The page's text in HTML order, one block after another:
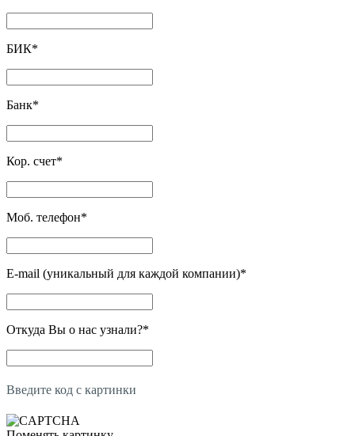
БИК*
Банк*
Кор. счет*
Моб. телефон*
E-mail (уникальный для каждой компании)*
Откуда Вы о нас узнали?*
Введите код с картинки